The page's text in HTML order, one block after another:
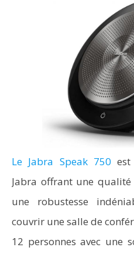
Le Jabra Speak 750
Jabra offrant une
une robustesse
couvrir une salle de
12 personnes avec une